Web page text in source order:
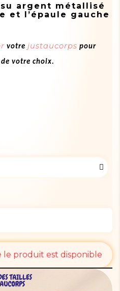
argent métallisé
et l’épaule gauche
votre justaucorps pour
votre choix.
le produit est disponible